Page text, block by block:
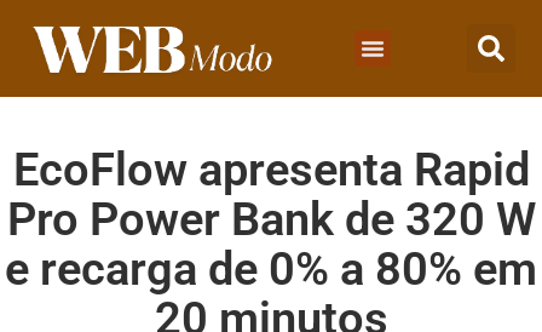
EcoFlow apresenta Rapid
Pro Power Bank de 320 W
e recarga de 0% a 80% em
20 minutos